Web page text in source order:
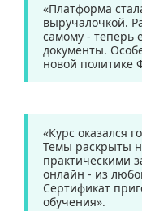
«Платформа
выручалочкой.
самому - теперь
документы.
новой
«Курс оказался
Темы раскрыты
практическими
онлайн - из
Сертификат
обучения».